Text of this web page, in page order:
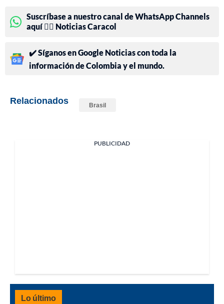
Suscríbase a nuestro canal de WhatsApp Channels
aquí 👉🏻 Noticias Caracol
✔️ Síganos en Google Noticias con toda la
información de Colombia y el mundo.
Relacionados Brasil
PUBLICIDAD
Lo último